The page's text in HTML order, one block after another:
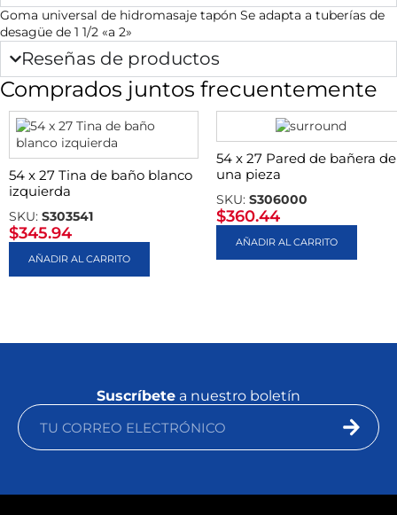
Goma universal de hidromasaje tapón Se adapta a tuberías de
desagüe de 1 1/2 «a 2»
Reseñas de productos
Comprados juntos frecuentemente
54 x 27 Tina de baño blanco
izquierda
SKU: S303541
$345.94
AÑADIR AL CARRITO
54 x 27 Pared de bañera de
una pieza
SKU: S306000
$360.44
AÑADIR AL CARRITO
Suscríbete a nuestro boletín